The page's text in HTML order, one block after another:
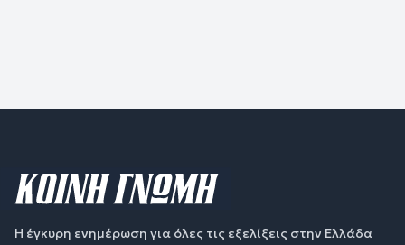
Η έγκυρη ενημέρωση για όλες τις εξελίξεις στην Ελλάδα